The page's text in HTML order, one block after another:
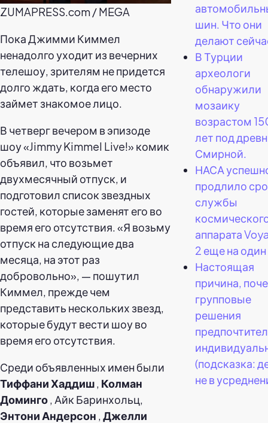
ZUMAPRESS.com / MEGA
Пока Джимми Киммел
ненадолго уходит из вечерних
телешоу, зрителям не придется
долго ждать, когда его место
займет знакомое лицо.
В четверг вечером в эпизоде
шоу «Jimmy Kimmel Live!» комик
объявил, что возьмет
двухмесячный отпуск, и
подготовил список звездных
гостей, которые заменят его во
время его отсутствия. «Я возьму
отпуск на следующие два
месяца, на этот раз
добровольно», — пошутил
Киммел, прежде чем
представить нескольких звезд,
которые будут вести шоу во
время его отсутствия.
Среди объявленных имен были
Тиффани Хаддиш, Колман
Доминго, Айк Баринхольц,
Энтони Андерсон ,Джелли
шин. Что они
делают
В Турции
археологи
обнаружили
мозаику
возрастом
лет под
Смирной.
НАСА
продлило
службы
аппарата
2 еще на один
Настоящая
причина,
групповые
решения
(подсказка:
не в